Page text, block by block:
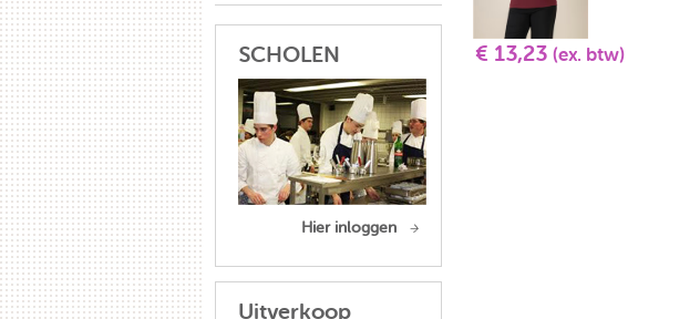
SCHOLEN
Hier inloggen
Uitverkoop
€ 13,23 (ex. btw)